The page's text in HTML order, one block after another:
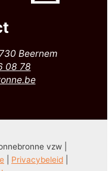
Beernem
08 78
vzw |
Privacybeleid